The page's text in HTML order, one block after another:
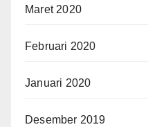
Maret 2020
Februari 2020
Januari 2020
Desember 2019